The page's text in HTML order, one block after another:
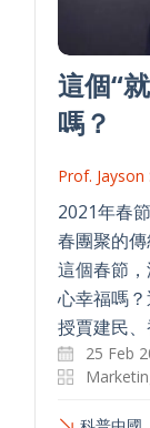
這個“
嗎？
Prof. Jayson
2021年春
春團聚的傳
這個春節
心幸福嗎
授賈建民
25 Feb